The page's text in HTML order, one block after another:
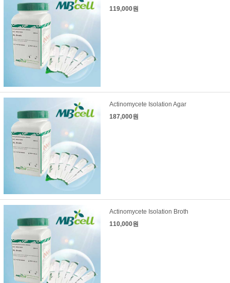
119,000원
Actinomycete Isolation Agar
187,000원
Actinomycete Isolation Broth
110,000원